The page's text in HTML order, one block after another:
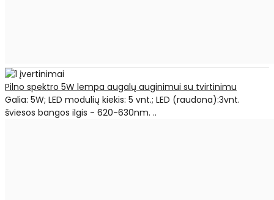
Pilno spektro 5W lempa augalų auginimui su tvirtinimu
Galia: 5W; LED modulių kiekis: 5 vnt.; LED (raudona):3vnt.
šviesos bangos ilgis - 620-630nm. ..